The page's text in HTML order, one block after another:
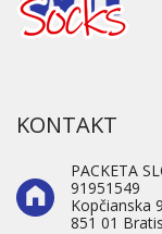
KONTAKT
PACKETA
91951549
Kopčianska
851 01